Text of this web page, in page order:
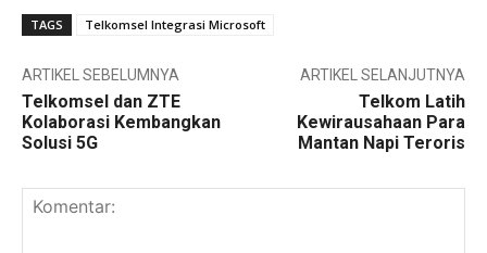
TAGS Telkomsel Integrasi Microsoft
ARTIKEL SEBELUMNYA
Telkomsel dan ZTE
Kolaborasi Kembangkan
Solusi 5G
ARTIKEL SELANJUTNYA
Telkom Latih
Kewirausahaan Para
Mantan Napi Teroris